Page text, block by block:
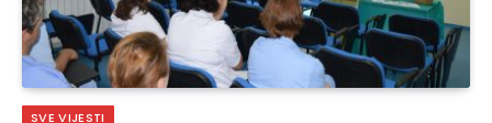
SVE VIJESTI